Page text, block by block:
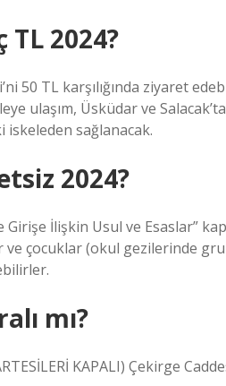
TL 2024?
50 TL karşılığında ziyaret
ulaşım, Üsküdar ve
iskeleden sağlanacak.
2024?
Girişe İlişkin Usul ve Esaslar”
ve çocuklar (okul gezilerinde
mı?
KAPALI) Çekirge